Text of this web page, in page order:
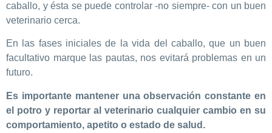
caballo, y ésta se puede controlar -no siempre- con un buen
veterinario cerca.
En las fases iniciales de la vida del caballo, que un buen
facultativo marque las pautas, nos evitará problemas en un
futuro.
Es importante mantener una observación constante en
el potro y reportar al veterinario cualquier cambio en su
comportamiento, apetito o estado de salud.